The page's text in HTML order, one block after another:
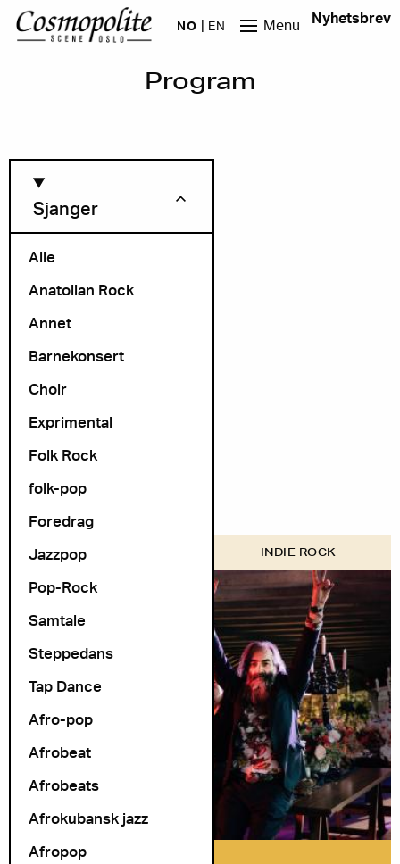
Hopp til hovedinnhold
NO EN Menu Nyhetsbrev
Program
Sjanger
Alle
Anatolian Rock
Annet
Barnekonsert
Choir
Exprimental
Folk Rock
folk-pop
Foredrag
Jazzpop
Pop-Rock
Samtale
Steppedans
Tap Dance
Afro-pop
Afrobeat
Afrobeats
Afrokubansk jazz
Afropop
Måned
Arrangør
OSLO WORLD INDIE ROCK